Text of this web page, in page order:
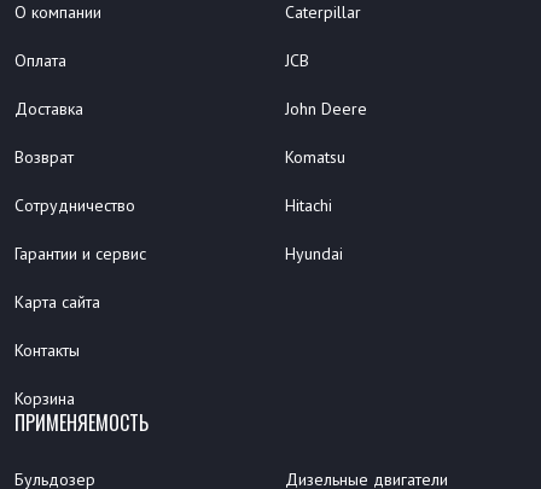
О компании
Оплата
Доставка
Возврат
Сотрудничество
Гарантии и сервис
Карта сайта
Контакты
Корзина
Caterpillar
JCB
John Deere
Komatsu
Hitachi
Hyundai
ПРИМЕНЯЕМОСТЬ
Бульдозер Дизельные двигатели